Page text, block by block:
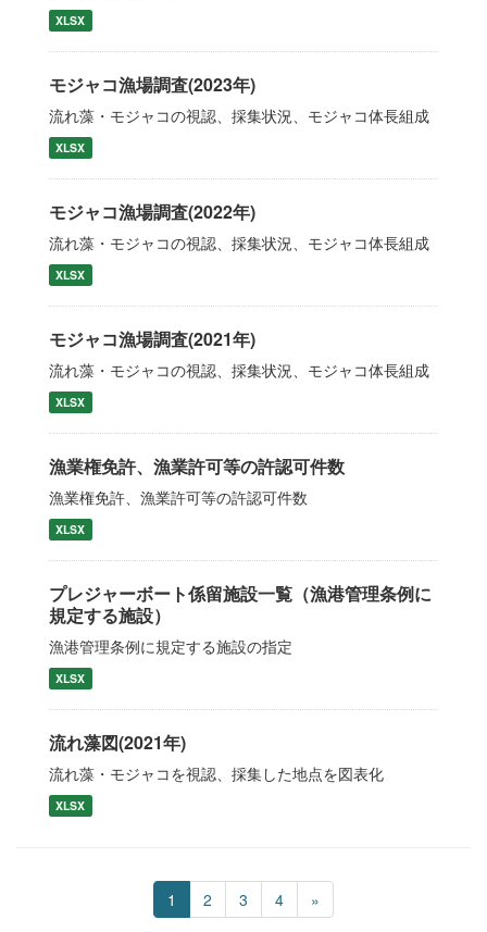
XLSX
モジャコ漁場調査(2023年)
流れ藻・モジャコの視認、採集状況、モジャコ体長組成
XLSX
モジャコ漁場調査(2022年)
流れ藻・モジャコの視認、採集状況、モジャコ体長組成
XLSX
モジャコ漁場調査(2021年)
流れ藻・モジャコの視認、採集状況、モジャコ体長組成
XLSX
漁業権免許、漁業許可等の許認可件数
漁業権免許、漁業許可等の許認可件数
XLSX
プレジャーボート係留施設一覧（漁港管理条例に
規定する施設）
漁港管理条例に規定する施設の指定
XLSX
流れ藻図(2021年)
流れ藻・モジャコを視認、採集した地点を図表化
XLSX
1 2 3 4 »